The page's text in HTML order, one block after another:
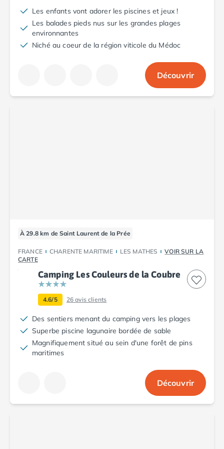
Camping Narbonne-Plage
Camping Sigean
Camping Argelès-sur-Mer
Camping Collioure
Camping Le Barcarès
Camping Perpignan
Camping Saint-Cyprien
Camping Limousin
Camping Corrèze
Camping Lorraine
Camping Vosges
Camping Midi-Pyrénées
Camping Saint-Amans-des-Cots
Les enfants vont adorer les piscines et jeux !
Les balades pieds nus sur les grandes plages
environnantes
Niché au coeur de la région viticole du Médoc
Découvrir
À 29.8 km de Saint Laurent de la Prée
FRANCE CHARENTE MARITIME LES MATHES
VOIR SUR LA
CARTE
Camping Les Couleurs de la Coubre
4.6/5 26avis clients
Des sentiers menant du camping vers les plages
Superbe piscine lagunaire bordée de sable
Magnifiquement situé au sein d'une forêt de pins
maritimes
Découvrir